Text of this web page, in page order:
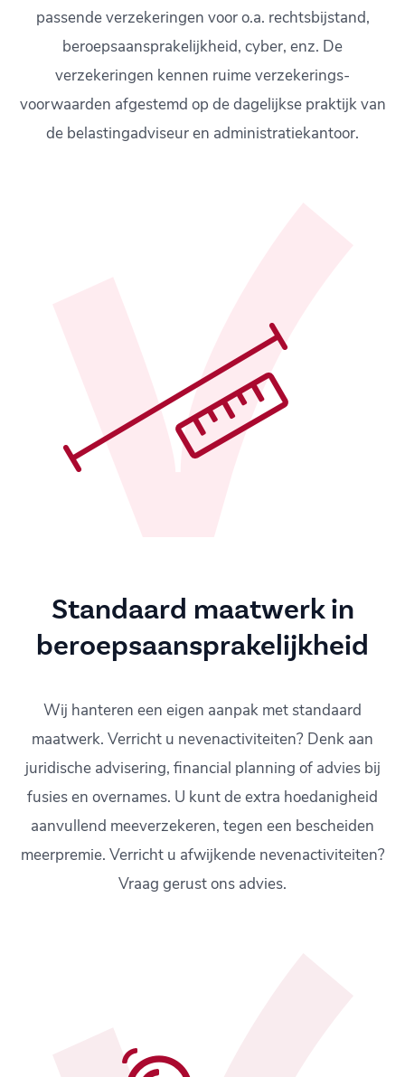
passende verzekeringen voor o.a. rechtsbijstand,
beroepsaansprakelijkheid, cyber, enz. De
verzekeringen kennen ruime verzekerings-
voorwaarden afgestemd op de dagelijkse praktijk van
de belastingadviseur en administratiekantoor.
Standaard maatwerk in
beroepsaansprakelijkheid
Wij hanteren een eigen aanpak met standaard
maatwerk. Verricht u nevenactiviteiten? Denk aan
juridische advisering, financial planning of advies bij
fusies en overnames. U kunt de extra hoedanigheid
aanvullend meeverzekeren, tegen een bescheiden
meerpremie. Verricht u afwijkende nevenactiviteiten?
Vraag gerust ons advies.